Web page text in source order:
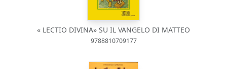
« LECTIO DIVINA» SU IL VANGELO DI MATTEO
9788810709177